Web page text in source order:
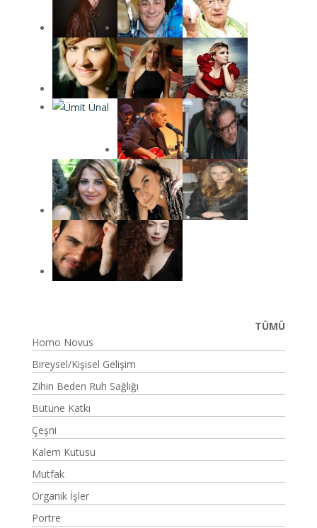
TÜMÜ
Homo Novus
Bireysel/Kişisel Gelişim
Zihin Beden Ruh Sağlığı
Bütüne Katkı
Çeşni
Kalem Kutusu
Mutfak
Organik İşler
Portre